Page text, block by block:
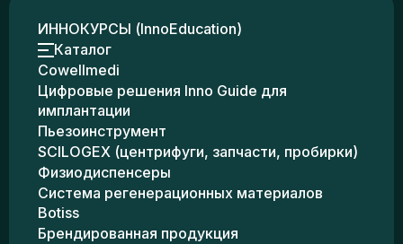
ИННОКУРСЫ (InnoEducation)
Каталог
Cowellmedi
Цифровые решения Inno Guide для
имплантации
Пьезоинструмент
SCILOGEX (центрифуги, запчасти, пробирки)
Физиодиспенсеры
Система регенерационных материалов
Botiss
Брендированная продукция